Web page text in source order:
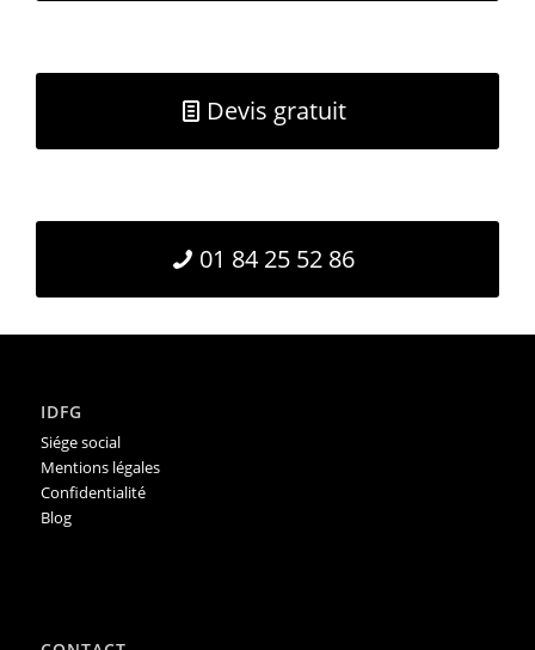
Devis gratuit
01 84 25 52 86
IDFG
Siége social
Mentions légales
Confidentialité
Blog